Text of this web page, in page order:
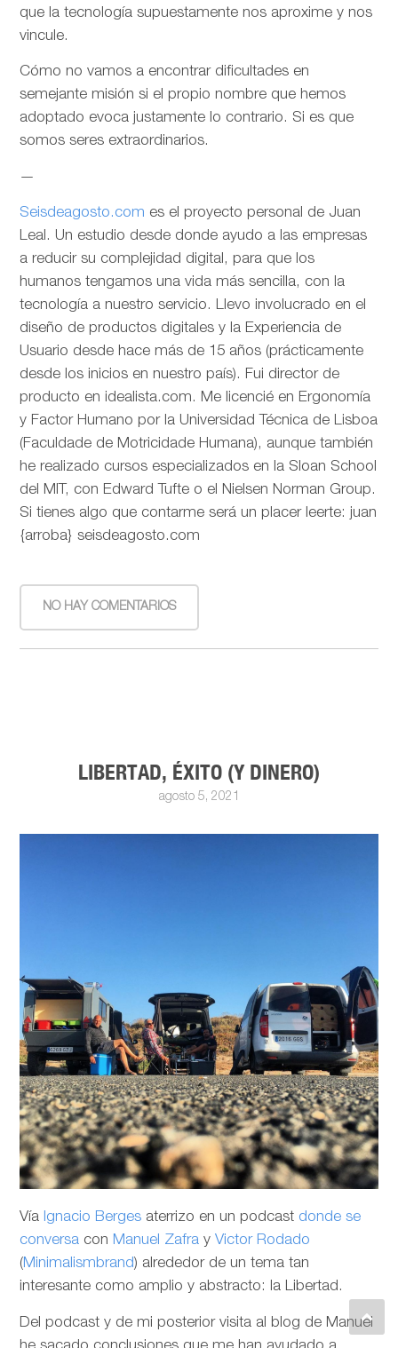
que la tecnología supuestamente nos aproxime y nos
vincule.
Cómo no vamos a encontrar dificultades en
semejante misión si el propio nombre que hemos
adoptado evoca justamente lo contrario. Si es que
somos seres extraordinarios.
—
Seisdeagosto.com es el proyecto personal de Juan
Leal. Un estudio desde donde ayudo a las empresas
a reducir su complejidad digital, para que los
humanos tengamos una vida más sencilla, con la
tecnología a nuestro servicio. Llevo involucrado en el
diseño de productos digitales y la Experiencia de
Usuario desde hace más de 15 años (prácticamente
desde los inicios en nuestro país). Fui director de
producto en idealista.com. Me licencié en Ergonomía
y Factor Humano por la Universidad Técnica de Lisboa
(Faculdade de Motricidade Humana), aunque también
he realizado cursos especializados en la Sloan School
del MIT, con Edward Tufte o el Nielsen Norman Group.
Si tienes algo que contarme será un placer leerte: juan
{arroba} seisdeagosto.com
NO HAY COMENTARIOS
LIBERTAD, ÉXITO (Y DINERO)
agosto 5, 2021
Vía Ignacio Berges aterrizo en un podcast donde se
conversa con Manuel Zafra y Victor Rodado
(Minimalismbrand) alrededor de un tema tan
interesante como amplio y abstracto: la Libertad.
Del podcast y de mi posterior visita al blog de Manuel